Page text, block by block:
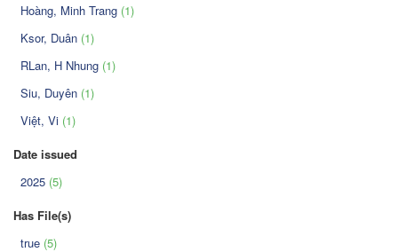
Hoàng, Minh Trang (1)
Ksor, Duân (1)
RLan, H Nhung (1)
Siu, Duyên (1)
Việt, Vi (1)
Date issued
2025 (5)
Has File(s)
true (5)